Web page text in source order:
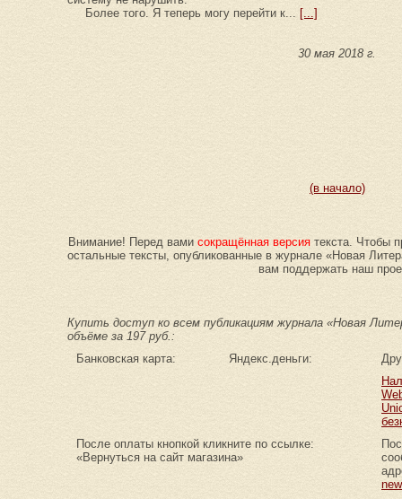
Более того. Я теперь могу перейти к... [...]
30 мая 2018 г.
(в начало)
Внимание! Перед вамисокращённая версия текста. Чтобы
остальные тексты, опубликованные в журнале «Новая
вам поддержать наш
Купить доступ ко всем публикациям журнала «Новая
объёме за 197 руб.:
Банковская карта:
Яндекс.деньги:
После оплаты кнопкой кликните по ссылке:
«Вернуться на сайт магазина»